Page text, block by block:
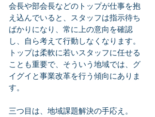
会長や部会長などのトップが仕事を抱
え込んでいると、スタッフは指示待ち
ばかりになり、常に上の意向を確認
し、自ら考えて行動しなくなります。
トップは柔軟に若いスタッフに任せる
ことも重要で、そういう地域では、グ
イグイと事業改革を行う傾向にありま
す。
三つ目は、地域課題解決の手応え。